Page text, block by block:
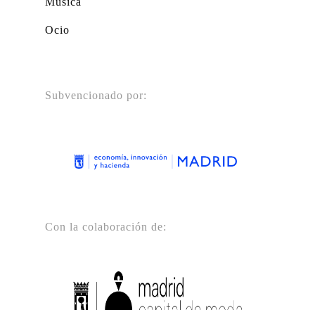
Ocio
Subvencionado por:
Con la colaboración de: